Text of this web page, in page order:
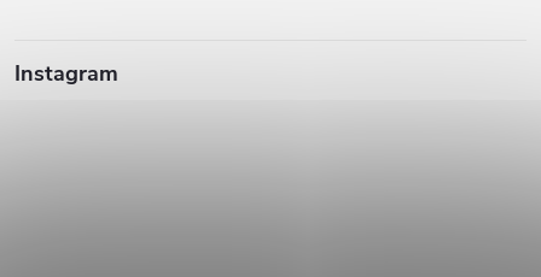
Instagram